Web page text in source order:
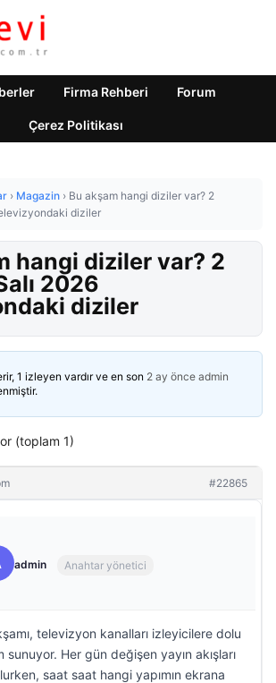
Firma Rehberi Forum
Çerez Politikası
› Magazin › Bu akşam hangi diziler var? 2
diziler
hangi diziler var? 2
2026
diziler
1 izleyen vardır ve en son 2 ay önce admin
(toplam 1)
#22865
admin Anahtar yönetici
televizyon kanalları izleyicilere dolu
Her gün değişen yayın akışları
saat saat hangi yapımın ekrana